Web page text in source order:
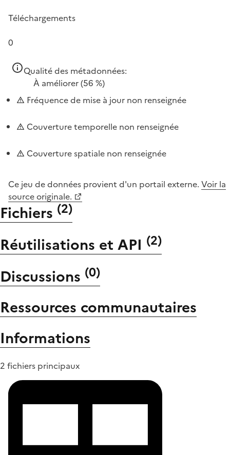
Téléchargements
0
Qualité des métadonnées:
À améliorer(56 %)
Fréquence de mise à jour non renseignée
Couverture temporelle non renseignée
Couverture spatiale non renseignée
Ce jeu de données provient d'un portail externe. Voir la
source originale.
Fichiers (2)
Réutilisations et API (2)
Discussions (0)
Ressources communautaires
Informations
2 fichiers principaux